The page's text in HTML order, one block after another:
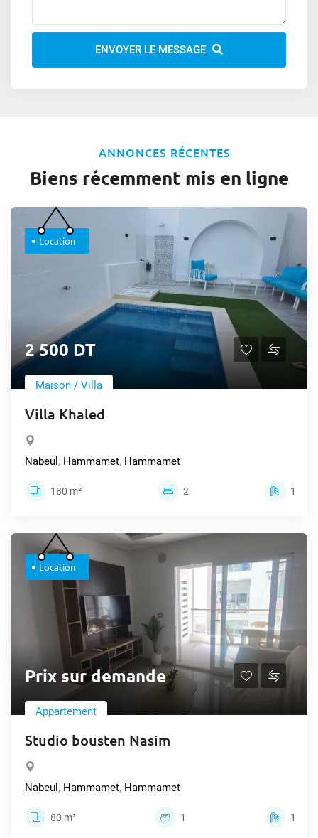
ENVOYER LE MESSAGE
ANNONCES RÉCENTES
Biens récemment mis en ligne
Location
2 500 DT
Maison / Villa
Villa Khaled
Nabeul , Hammamet, Hammamet
180 m² 2 1
Location
Prix sur demande
Appartement
Studio bousten Nasim
Nabeul , Hammamet, Hammamet
80 m² 1 1